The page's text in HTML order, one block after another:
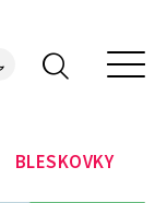
BLESKOVKY